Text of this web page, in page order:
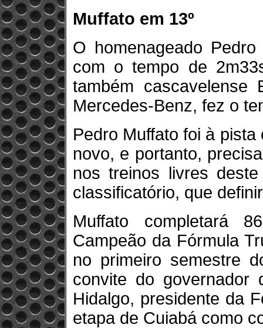
Muffato em 13º
O homenageado
com o tempo de
também cascavelense
Mercedes-Benz, fez o
Pedro Muffato foi à
novo, e portanto,
nos treinos livres
classificatório, que
Muffato completará
Campeão da Fórmula
no primeiro semestre
convite do
Hidalgo, presidente da
etapa de Cuiabá como